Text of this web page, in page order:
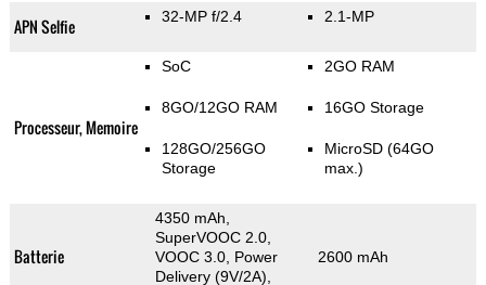
APN Selfie 32-MP f/2.4 2.1-MP
Processeur, Memoire
SoC
8GO/12GO RAM
128GO/256GO
Storage
2GO RAM
16GO Storage
MicroSD (64GO
max.)
Batterie
4350 mAh,
SuperVOOC 2.0,
VOOC 3.0, Power
Delivery (9V/2A),
2600 mAh